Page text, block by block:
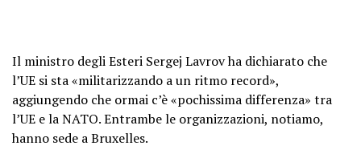
Il ministro degli Esteri Sergej Lavrov ha dichiarato che
l’UE si sta «militarizzando a un ritmo record»,
aggiungendo che ormai c’è «pochissima differenza» tra
l’UE e la NATO. Entrambe le organizzazioni, notiamo,
hanno sede a Bruxelles.